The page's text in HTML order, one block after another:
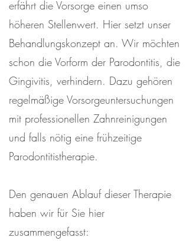
erfährt die Vorsorge einen umso
höheren Stellenwert. Hier setzt unser
Behandlungskonzept an. Wir möchten
schon die Vorform der Parodontitis, die
Gingivitis, verhindern. Dazu gehören
regelmäßige Vorsorgeuntersuchungen
mit professionellen Zahnreinigungen
und falls nötig eine frühzeitige
Parodontitistherapie.
Den genauen Ablauf dieser Therapie
haben wir für Sie hier
zusammengefasst: